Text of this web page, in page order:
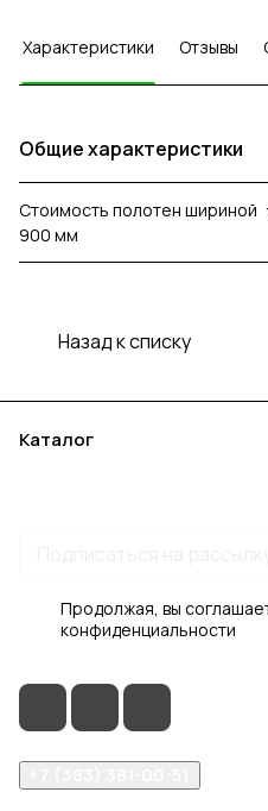
Характеристики Отзывы
Общие характеристики
Стоимость полотен шириной
900 мм
Назад к списку
Каталог
Продолжая, вы
конфиденциальности